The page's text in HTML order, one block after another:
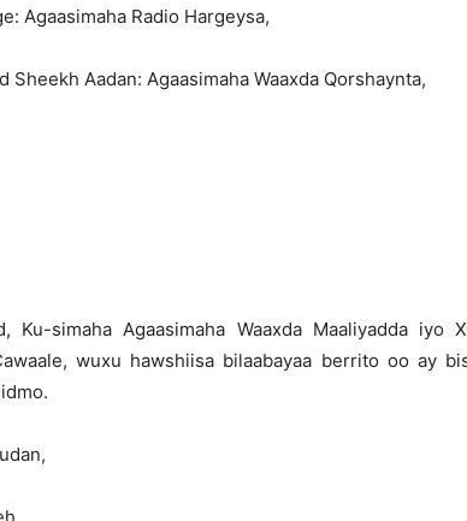
Agaasimaha Radio Hargeysa,
Sheekh Aadan: Agaasimaha Waaxda Qorshaynta,
Ku-simaha Agaasimaha Waaxda Maaliyadda iyo
wuxu hawshiisa bilaabayaa berrito oo ay